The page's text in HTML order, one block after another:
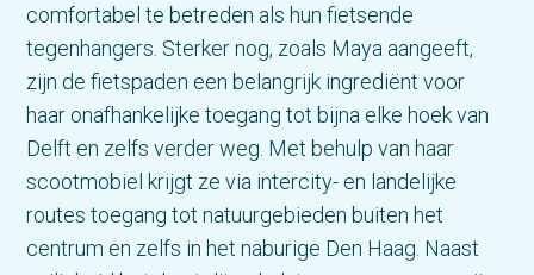
comfortabel te betreden als hun fietsende
tegenhangers. Sterker nog, zoals Maya aangeeft,
zijn de fietspaden een belangrijk ingrediënt voor
haar onafhankelijke toegang tot bijna elke hoek van
Delft en zelfs verder weg. Met behulp van haar
scootmobiel krijgt ze via intercity- en landelijke
routes toegang tot natuurgebieden buiten het
centrum en zelfs in het naburige Den Haag. Naast